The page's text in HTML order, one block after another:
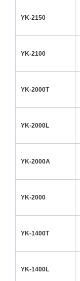
YK-2150
YK-2100
YK-2000T
YK-2000L
YK-2000A
YK-2000
YK-1400T
YK-1400L